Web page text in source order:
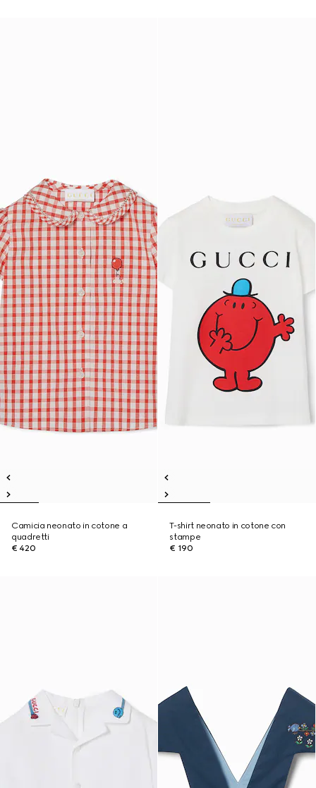
Camicia neonato in cotone a
quadretti
€ 420
T-shirt neonato in cotone con
stampe
€ 190